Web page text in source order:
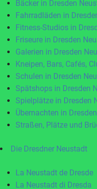
Bäcker in Dresden
Fahrradläden in
Fitness-Studios in
Friseure in Dresden
Galerien in Dresden
Kneipen, Bars, Cafés,
Schulen in Dresden
Spätshops in Dresden
Spielplätze in Dresden
Übernachten in
Straßen, Plätze und
Die Dresdner Neustadt
La Neustadt de Dresde
La Neustadt di Dresda